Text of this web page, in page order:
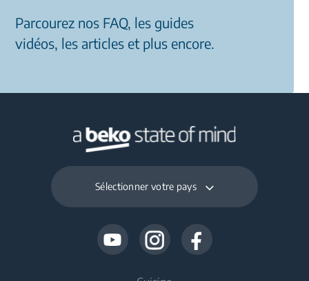
Parcourez nos FAQ, les guides
vidéos, les articles et plus encore.
Sélectionner votre pays